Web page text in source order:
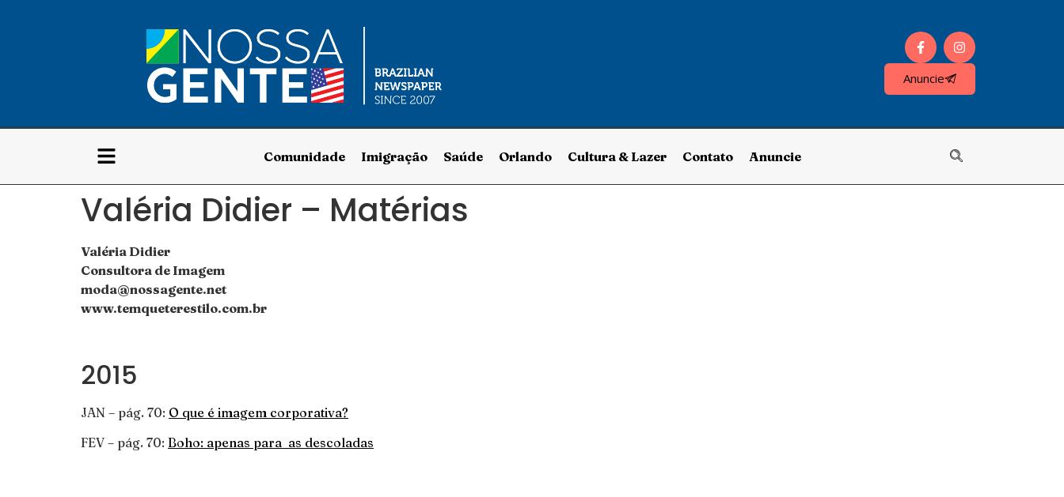
Anuncie
Comunidade Imigração Saúde Orlando Cultura & Lazer Contato Anuncie
Valéria Didier – Matérias
Valéria Didier
Consultora de Imagem
moda@nossagente.net
www.temqueterestilo.com.br
2015
JAN – pág. 70: O que é imagem corporativa?
FEV – pág. 70: Boho: apenas para as descoladas